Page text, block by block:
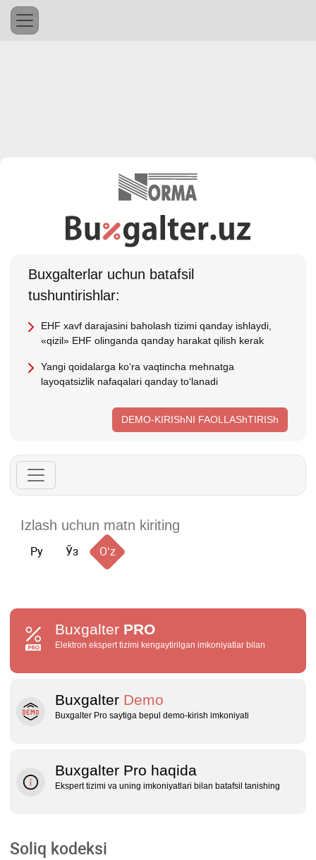
Buхgalterlar uchun batafsil
tushuntirishlar:
EHF хavf darajasini baholash tizimi qanday ishlaydi,
«qizil» EHF olinganda qanday harakat qilish kerak
Yangi qoidalarga koʻra vaqtincha mehnatga
layoqatsizlik nafaqalari qanday toʻlanadi
DEMO-KIRIShNI FAOLLAShTIRISh
Ру Ўз Oʻz
Buxgalter PRO
Elektron ekspert tizimi kengaytirilgan imkoniyatlar bilan
Buxgalter Demo
Buxgalter Pro saytiga bepul demo‑kirish imkoniyati
Buxgalter Pro haqida
Ekspert tizimi va uning imkoniyatlari bilan batafsil tanishing
Soliq kodeksi